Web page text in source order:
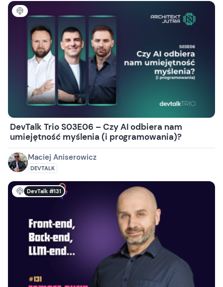
DevTalk Trio S03E06 – Czy AI odbiera nam
umiejętność myślenia (i programowania)?
Maciej Aniserowicz
DEVTALK
DevTalk #131